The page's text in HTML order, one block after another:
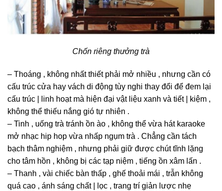
Chốn riêng thưởng trà
– Thoáng , không nhất thiết phải mở nhiều , nhưng cần có
cấu trúc cửa hay vách di động tùy nghi thay đổi để đem lại
cấu trúc | linh hoạt mà hiện đại vật liệu xanh và tiết | kiệm ,
không thể thiếu nắng gió tự nhiên .
– Tinh , uống trà tránh ồn ào , không thể vừa hát karaoke
mở nhạc hip hop vừa nhấp ngụm trà . Chẳng cần tách
bạch thâm nghiệm , nhưng phải giữ được chút tĩnh lặng
cho tâm hồn , không bị các tạp niệm , tiếng ồn xâm lấn .
– Thanh , vài chiếc bàn thấp , ghế thoải mái , trẫn không
quá cao , ánh sáng chất | lọc , trang trí giản lược nhẹ